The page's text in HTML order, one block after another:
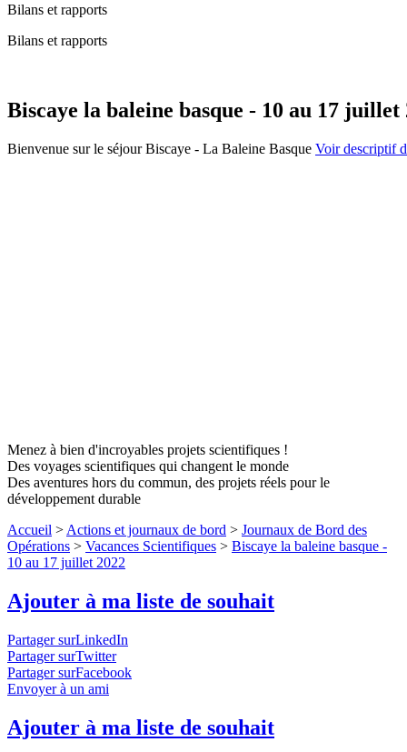
Bilans et rapports
Bilans et rapports
Biscaye la baleine basque - 10 au 17 juillet
Bienvenue sur le séjour Biscaye - La Baleine Basque Voir descriptif
Menez à bien d'incroyables projets scientifiques !
Des voyages scientifiques qui changent le monde
Des aventures hors du commun, des projets réels pour le
développement durable
Accueil > Actions et journaux de bord > Journaux de Bord des
Opérations > Vacances Scientifiques > Biscaye la baleine basque -
10 au 17 juillet 2022
Ajouter à ma liste de souhait
Partager surLinkedIn
Partager surTwitter
Partager surFacebook
Envoyer à un ami
Ajouter à ma liste de souhait